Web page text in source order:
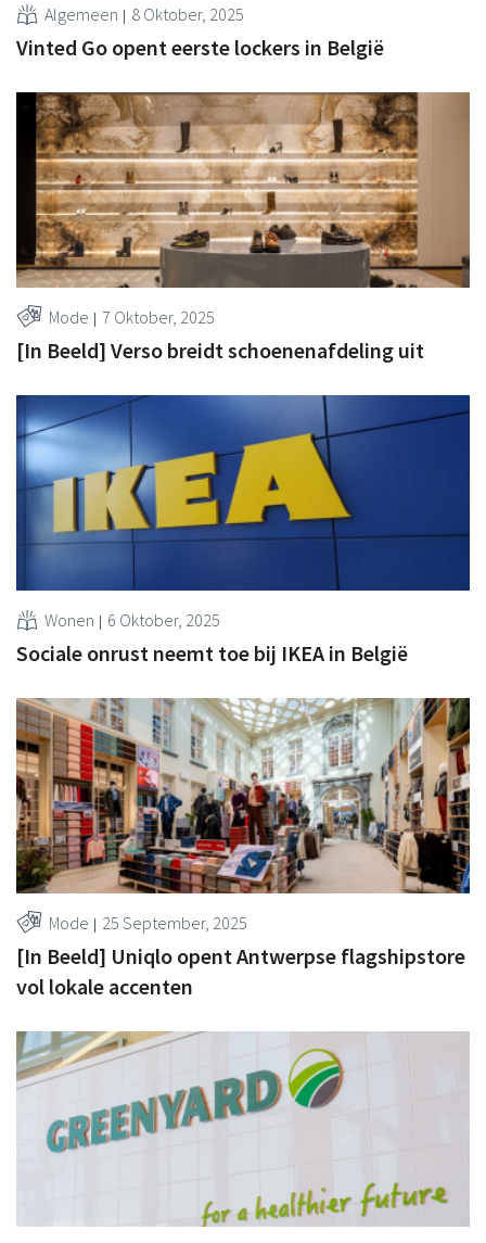
Algemeen 8 Oktober, 2025
Vinted Go opent eerste lockers in België
Mode 7 Oktober, 2025
[In Beeld] Verso breidt schoenenafdeling uit
Wonen 6 Oktober, 2025
Sociale onrust neemt toe bij IKEA in België
Mode 25 September, 2025
[In Beeld] Uniqlo opent Antwerpse flagshipstore
vol lokale accenten